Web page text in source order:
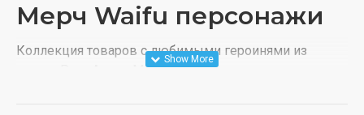
Мерч Waifu персонажи
Коллекция товаров с любимыми героинями из
аниме: Рем, Асуна, Мику, Зеро Ту и другие.